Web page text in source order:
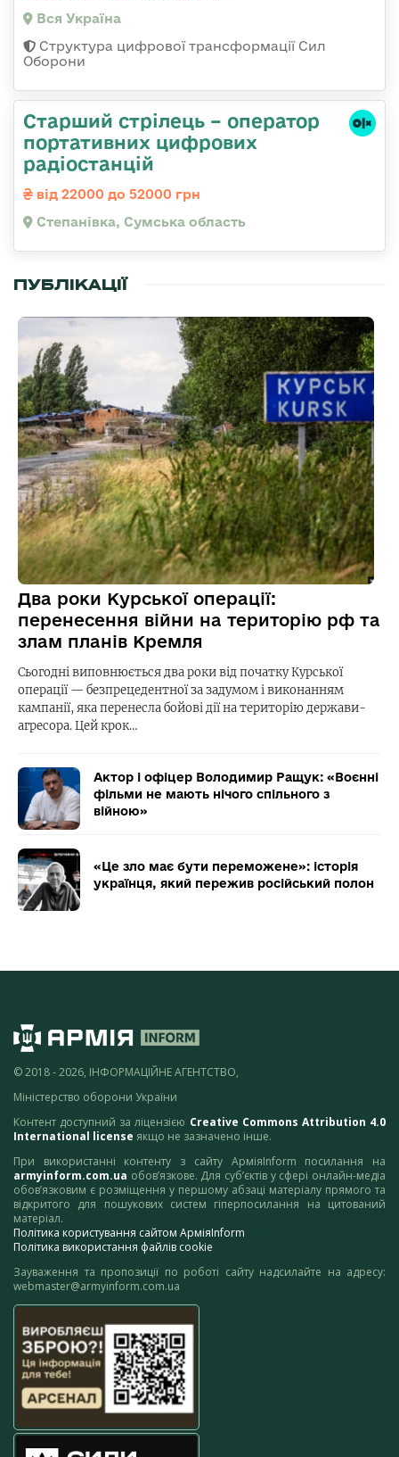
Вся Україна
Структура цифрової трансформації Сил
Оборони
Старший стрілець – оператор
портативних цифрових
радіостанцій
від 22000 до 52000 грн
Степанівка, Сумська область
ПУБЛІКАЦІЇ
Два роки Курської операції:
перенесення війни на територію рф та
злам планів Кремля
Сьогодні виповнюється два роки від початку Курської
операції — безпрецедентної за задумом і виконанням
кампанії, яка перенесла бойові дії на територію держави-
агресора. Цей крок…
Актор і офіцер Володимир Ращук: «Воєнні
фільми не мають нічого спільного з
війною»
«Це зло має бути переможене»: історія
українця, який пережив російський полон
© 2018 - 2026, ІНФОРМАЦІЙНЕ АГЕНТСТВО,
Міністерство оборони України
Контент доступний за ліцензією Creative Commons Attribution 4.0
International license якщо не зазначено інше.
При використанні контенту з сайту АрміяInform посилання на
armyinform.com.ua обов’язкове. Для суб’єктів у сфері онлайн-медіа
обов’язковим є розміщення у першому абзаці матеріалу прямого та
відкритого для пошукових систем гіперпосилання на цитований
матеріал.
Політика користування сайтом АрміяInform
Політика використання файлів cookie
Зауваження та пропозиції по роботі сайту надсилайте на адресу:
webmaster@armyinform.com.ua